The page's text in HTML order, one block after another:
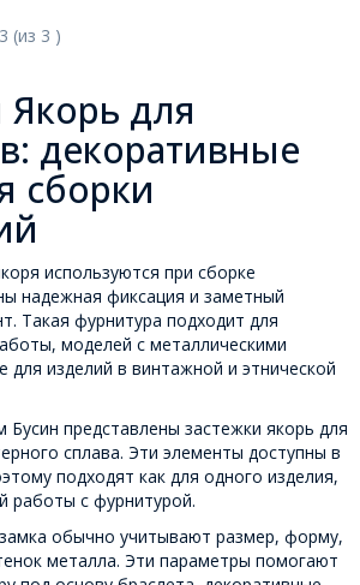
3 (из 3 )
Якорь для
декоративные
сборки
используются при сборке
надежная фиксация и заметный
Такая фурнитура подходит для
моделей с металлическими
для изделий в винтажной и этнической
представлены застежки якорь для
сплава. Эти элементы доступны в
подходят как для одного изделия,
работы с фурнитурой.
обычно учитывают размер, форму,
металла. Эти параметры помогают